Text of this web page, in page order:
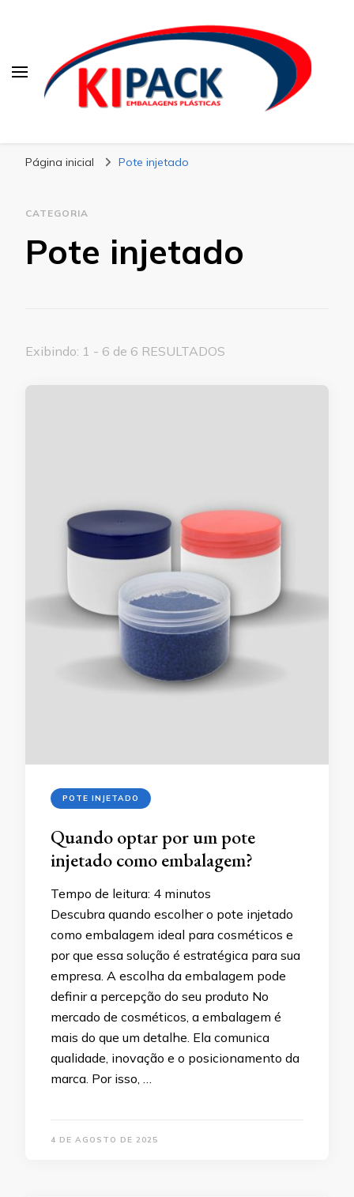
Página inicial Pote injetado
CATEGORIA
Pote injetado
Exibindo: 1 - 6 de 6 RESULTADOS
POTE INJETADO
Quando optar por um pote
injetado como embalagem?
Tempo de leitura: 4 minutos
Descubra quando escolher o pote injetado
como embalagem ideal para cosméticos e
por que essa solução é estratégica para sua
empresa. A escolha da embalagem pode
definir a percepção do seu produto No
mercado de cosméticos, a embalagem é
mais do que um detalhe. Ela comunica
qualidade, inovação e o posicionamento da
marca. Por isso, …
4 DE AGOSTO DE 2025